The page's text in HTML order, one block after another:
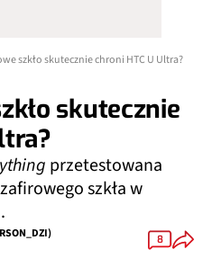
szkło skutecznie chroni HTC U Ultra?
skutecznie
przetestowana
szkła w
8